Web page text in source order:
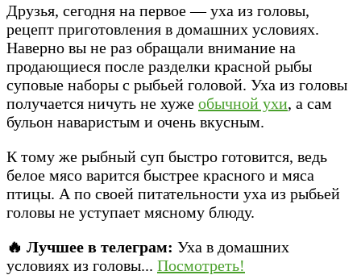
Друзья, сегодня на первое — уха из головы,
рецепт приготовления в домашних условиях.
Наверно вы не раз обращали внимание на
продающиеся после разделки красной рыбы
суповые наборы с рыбьей головой. Уха из головы
получается ничуть не хуже обычной ухи, а сам
бульон наваристым и очень вкусным.
К тому же рыбный суп быстро готовится, ведь
белое мясо варится быстрее красного и мяса
птицы. А по своей питательности уха из рыбьей
головы не уступает мясному блюду.
🔥 Лучшее в телеграм: Уха в домашних
условиях из головы... Посмотреть!